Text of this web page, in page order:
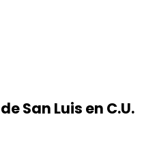
San Luis en C.U.